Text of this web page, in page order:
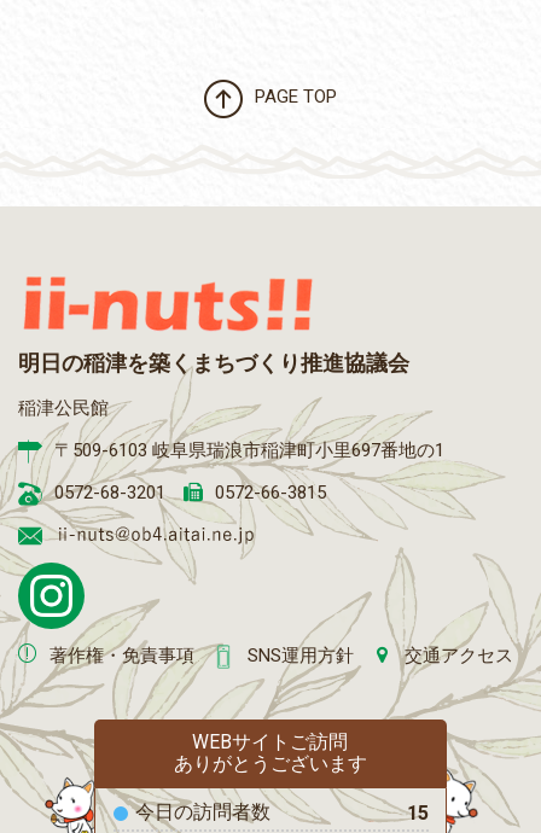
PAGE TOP
明日の稲津を築くまちづくり推進協議会
稲津公民館
〒509-6103 岐阜県瑞浪市稲津町小里697番地の1
0572-68-3201
0572-66-3815
著作権・免責事項 SNS運用方針 交通アクセス
WEBサイトご訪問
ありがとうございます